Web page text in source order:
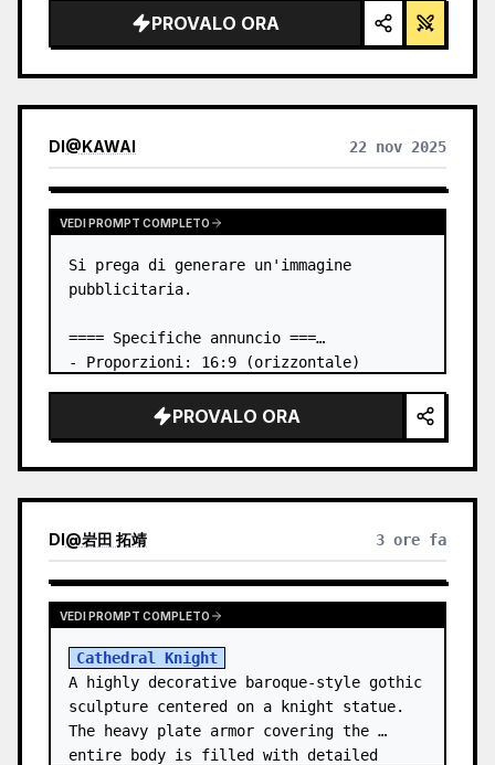
antica. … PROVALO ORA
DI@KAWAI 22 nov 2025
VEDI PROMPT COMPLETO
Si prega di generare un'immagine
pubblicitaria.
==== Specifiche annuncio ===
- Proporzioni: 16:9 (orizzontale)
nella prima immagine allegata
- Elemento principale che cattura
PROVALO ORA
DI@岩田 拓靖 3 ore fa
VEDI PROMPT COMPLETO
Cathedral Knight
A highly decorative baroque-style gothic
sculpture centered on a knight statue.
The heavy plate armor covering the
entire body is filled with detailed